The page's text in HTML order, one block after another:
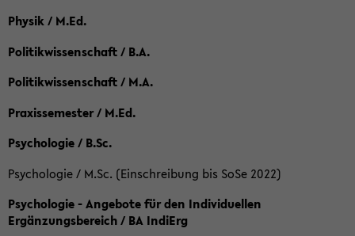
Physik / M.Ed.
Politikwissenschaft / B.A.
Politikwissenschaft / M.A.
Praxissemester / M.Ed.
Psychologie / B.Sc.
Psychologie / M.Sc. (Einschreibung bis SoSe 2022)
Psychologie - Angebote für den Individuellen
Ergänzungsbereich / BA IndiErg